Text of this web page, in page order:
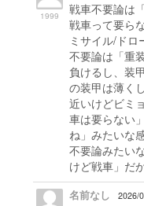
1999
戦車不要論は
戦車って要ら
ミサイル/ドロ
不要論は「重
負けるし、装
の装甲は薄く
近いけどビミ
車は要らない
ね」みたいな
不要論みたい
けど戦車」だ
名前なし 2026/